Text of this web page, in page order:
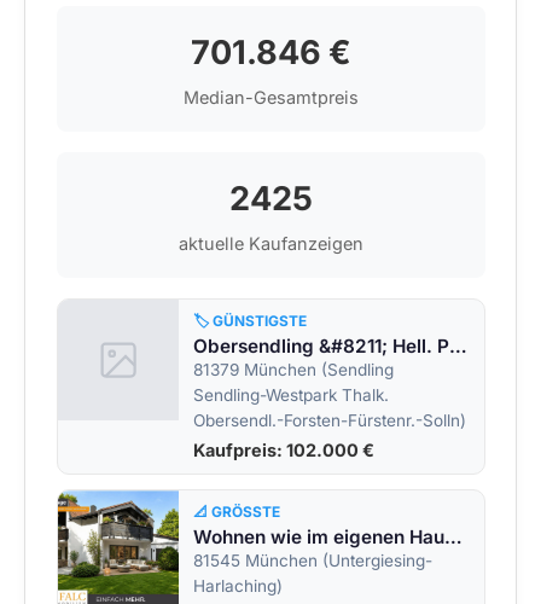
701.846 €
Median-Gesamtpreis
2425
aktuelle Kaufanzeigen
🏷️ GÜNSTIGSTE
Obersendling &#8211; Hell. Praktisch. Möbliert. &#8211; Hotelapartment als Investment!
81379 München (Sendling
Sendling-Westpark Thalk.
Obersendl.-Forsten-Fürstenr.-Solln)
Kaufpreis: 102.000 €
📐 GRÖSSTE
Wohnen wie im eigenen Haus &#8211; Garten-Maisonette Whg. mit 339 m² Gesamtfläche und Privatgarten
81545 München (Untergiesing-
Harlaching)